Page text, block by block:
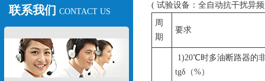
联系我们 CONTACT US
( 试验设备：全自动抗干扰异
周
期
要求
1)20℃时多油断路器的
tgδ（%）